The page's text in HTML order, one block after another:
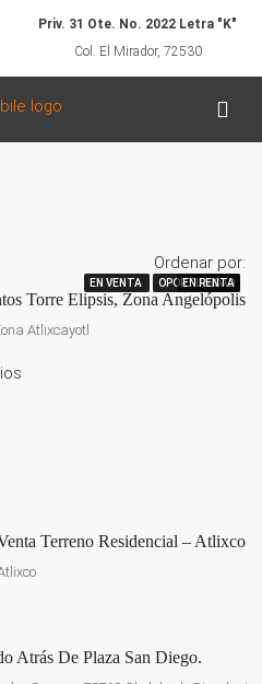
Priv. 31 Ote. No. 2022 Letra "K"
Col. El Mirador, 72530
Ordenar por:
EN VENTA OPORTUNIDAD
Torre Elipsis, Zona Angelópolis
Atlixcayotl
EN VENTA OPORTUNIDAD
Terreno Residencial – Atlixco
EN RENTA
Atrás De Plaza San Diego.